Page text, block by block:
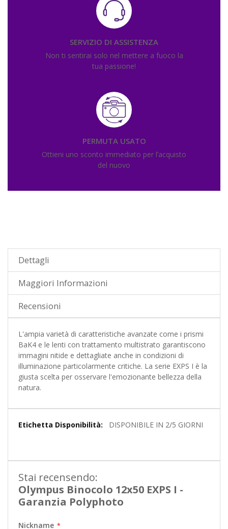
SERVIZIO DI ASSISTENZA
Non ti sentirai solo nel mettere a fuoco la
tua passione!
PERMUTA USATO
Ottieni uno sconto immediato per l’acquisto
del nuovo
Dettagli
Maggiori Informazioni
Recensioni
L'ampia varietà di caratteristiche avanzate come i prismi
BaK4 e le lenti con trattamento multistrato garantiscono
immagini nitide e dettagliate anche in condizioni di
illuminazione particolarmente critiche. La serie EXPS I è la
giusta scelta per osservare l'emozionante bellezza della
natura.
Maggiori
DISPONIBILE IN 2/5 GIORNI
Stai recensendo:
Olympus Binocolo 12x50 EXPS I -
Garanzia Polyphoto
Nickname